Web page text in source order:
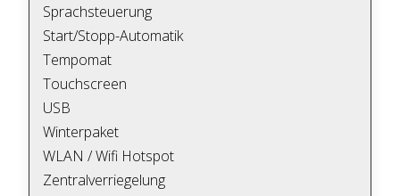
Sprachsteuerung
Start/Stopp-Automatik
Tempomat
Touchscreen
USB
Winterpaket
WLAN / Wifi Hotspot
Zentralverriegelung